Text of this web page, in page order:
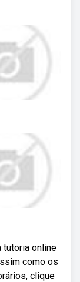
tutoria online
como os
clique